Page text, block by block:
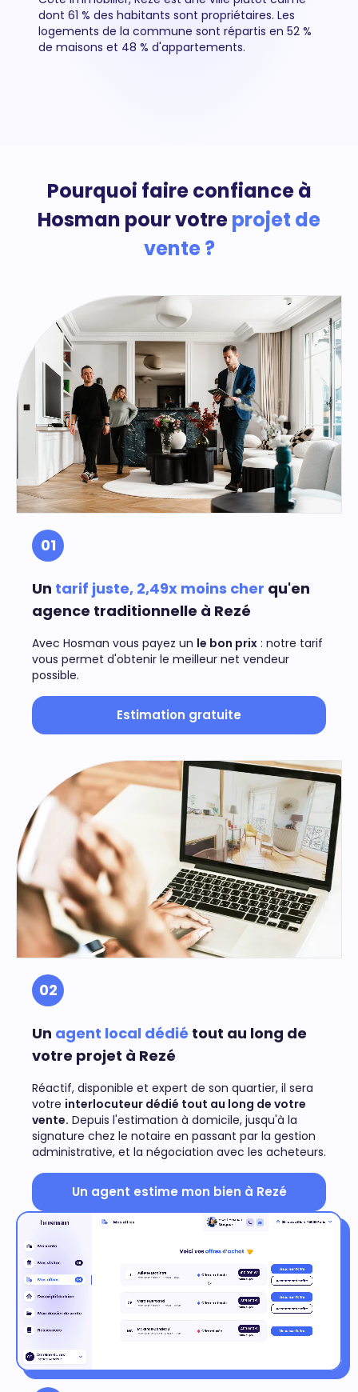
dont 61 % des habitants sont propriétaires. Les
logements de la commune sont répartis en 52 %
de maisons et 48 % d'appartements.
Pourquoi faire confiance à
Hosman pour votreprojet de
vente ?
01
Un tarif juste, 2,49x moins cher qu'en
agence traditionnelle à Rezé
Avec Hosman vous payez un le bon prix : notre tarif
vous permet d'obtenir le meilleur net vendeur
possible.
Estimation gratuite
02
Un agent local dédié tout au long de
votre projet à Rezé
Réactif, disponible et expert de son quartier, il sera
votre interlocuteur dédié tout au long de votre
vente. Depuis l'estimation à domicile, jusqu'à la
signature chez le notaire en passant par la gestion
administrative, et la négociation avec les acheteurs.
Un agent estime mon bien à Rezé